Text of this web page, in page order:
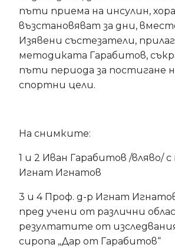
пъти приема на инсулин,
възстановяват за дни,
Изявени състезатели,
методиката Гарабитов,
пъти периода за постигане
спортни цели.
На снимките:
1 и 2 Иван Гарабитов /вляво/
Игнат Игнатов
3 и 4 Проф. д-р Игнат
пред учени от различни
резултатите от
сиропа „Дар от Гарабитов“